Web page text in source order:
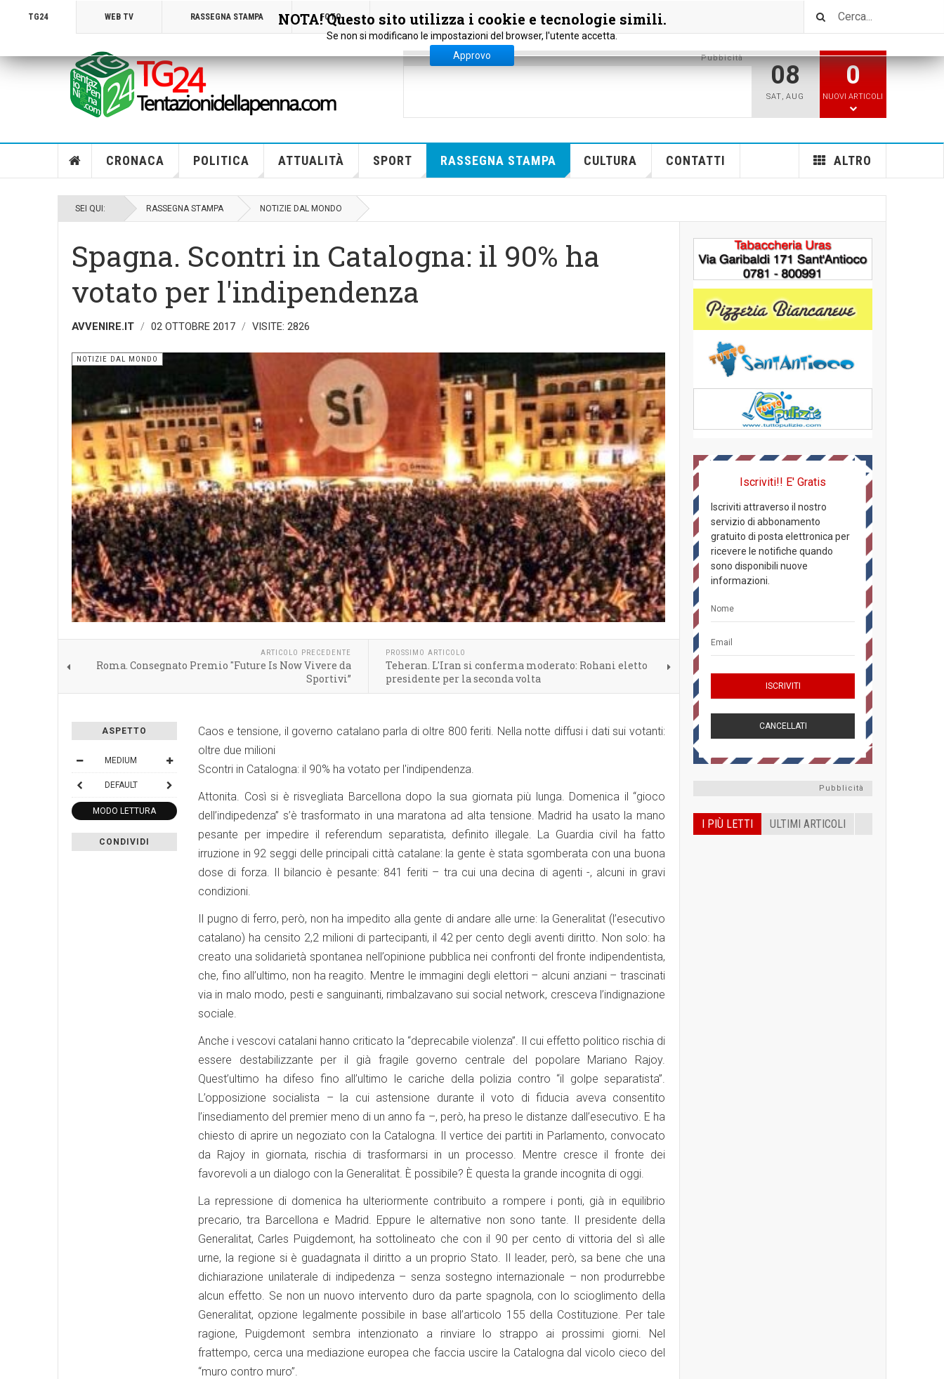
TG24 WEB TV RASSEGNA STAMPA FOTO
NOTA! Questo sito utilizza i cookie e tecnologie simili.
Se non si modificano le impostazioni del browser, l'utente accetta.
Approvo
Pubbicità
08
SAT, AUG
0
NUOVI ARTICOLI
CRONACA POLITICA ATTUALITÀ SPORT RASSEGNA STAMPA CULTURA CONTATTI ALTRO
SEI QUI: RASSEGNA STAMPA NOTIZIE DAL MONDO
Spagna. Scontri in Catalogna: il 90% ha
votato per l'indipendenza
AVVENIRE.IT 02 OTTOBRE 2017 VISITE: 2826
NOTIZIE DAL MONDO
ARTICOLO PRECEDENTE
Roma. Consegnato Premio "Future Is Now Vivere da
Sportivi”
PROSSIMO ARTICOLO
Teheran. L'Iran si conferma moderato: Rohani eletto
presidente per la seconda volta
ASPETTO
MEDIUM
DEFAULT
MODO LETTURA
CONDIVIDI
Caos e tensione, il governo catalano parla di oltre 800 feriti. Nella notte diffusi i dati sui votanti:
oltre due milioni
Scontri in Catalogna: il 90% ha votato per l'indipendenza.
Attonita. Così si è risvegliata Barcellona dopo la sua giornata più lunga. Domenica il “gioco
dell’indipedenza” s’è trasformato in una maratona ad alta tensione. Madrid ha usato la mano
pesante per impedire il referendum separatista, definito illegale. La Guardia civil ha fatto
irruzione in 92 seggi delle principali città catalane: la gente è stata sgomberata con una buona
dose di forza. Il bilancio è pesante: 841 feriti – tra cui una decina di agenti -, alcuni in gravi
condizioni.
Il pugno di ferro, però, non ha impedito alla gente di andare alle urne: la Generalitat (l’esecutivo
catalano) ha censito 2,2 milioni di partecipanti, il 42 per cento degli aventi diritto. Non solo: ha
creato una solidarietà spontanea nell’opinione pubblica nei confronti del fronte indipendentista,
che, fino all’ultimo, non ha reagito. Mentre le immagini degli elettori – alcuni anziani – trascinati
via in malo modo, pesti e sanguinanti, rimbalzavano sui social network, cresceva l’indignazione
sociale.
Anche i vescovi catalani hanno criticato la “deprecabile violenza”. Il cui effetto politico rischia di
essere destabilizzante per il già fragile governo centrale del popolare Mariano Rajoy.
Quest’ultimo ha difeso fino all’ultimo le cariche della polizia contro “il golpe separatista”.
L’opposizione socialista – la cui astensione durante il voto di fiducia aveva consentito
l’insediamento del premier meno di un anno fa –, però, ha preso le distanze dall’esecutivo. E ha
chiesto di aprire un negoziato con la Catalogna. Il vertice dei partiti in Parlamento, convocato
da Rajoy in giornata, rischia di trasformarsi in un processo. Mentre cresce il fronte dei
favorevoli a un dialogo con la Generalitat. È possibile? È questa la grande incognita di oggi.
La repressione di domenica ha ulteriormente contribuito a rompere i ponti, già in equilibrio
precario, tra Barcellona e Madrid. Eppure le alternative non sono tante. Il presidente della
Generalitat, Carles Puigdemont, ha sottolineato che con il 90 per cento di vittoria del sì alle
urne, la regione si è guadagnata il diritto a un proprio Stato. Il leader, però, sa bene che una
dichiarazione unilaterale di indipedenza – senza sostegno internazionale – non produrrebbe
alcun effetto. Se non un nuovo intervento duro da parte spagnola, con lo scioglimento della
Generalitat, opzione legalmente possibile in base all’articolo 155 della Costituzione. Per tale
ragione, Puigdemont sembra intenzionato a rinviare lo strappo ai prossimi giorni. Nel
frattempo, cerca una mediazione europea che faccia uscire la Catalogna dal vicolo cieco del
“muro contro muro”.
Iscriviti!! E' Gratis
Iscriviti attraverso il nostro
servizio di abbonamento
gratuito di posta elettronica per
ricevere le notifiche quando
sono disponibili nuove
informazioni.
Pubblicità
I PIÙ LETTI ULTIMI ARTICOLI